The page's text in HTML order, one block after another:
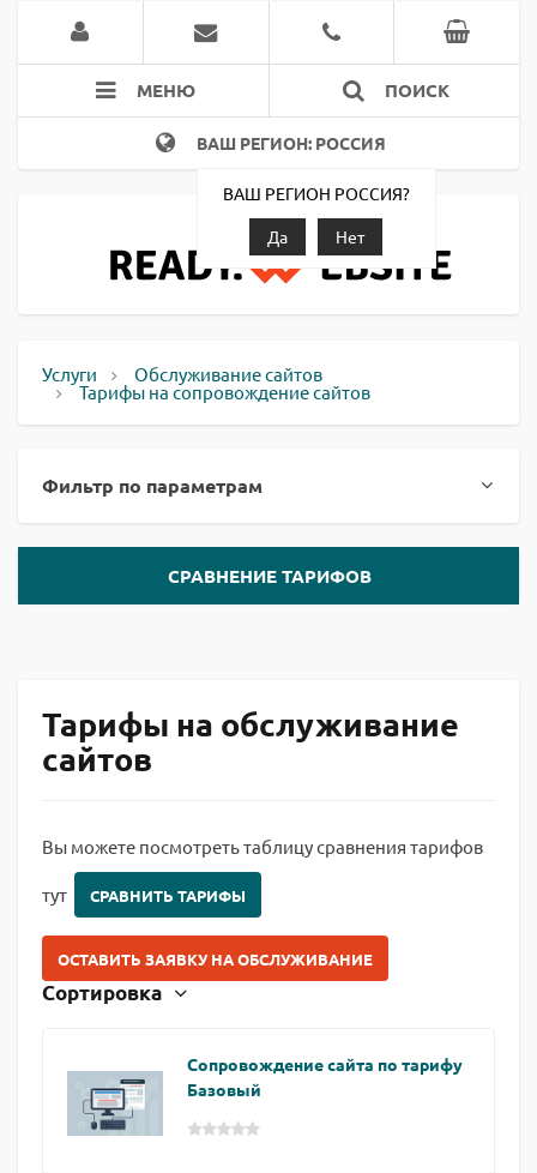
МЕНЮ ПОИСК
ВАШ РЕГИОН: РОССИЯ
ВАШ РЕГИОН РОССИЯ?
Да
Нет
Услуги Обслуживание сайтов
Тарифы на сопровождение сайтов
Фильтр по параметрам
СРАВНЕНИЕ ТАРИФОВ
Тарифы на обслуживание
сайтов
Вы можете посмотреть таблицу сравнения тарифов
тут СРАВНИТЬ ТАРИФЫ
ОСТАВИТЬ ЗАЯВКУ НА ОБСЛУЖИВАНИЕ
Сортировка
Сопровождение сайта по тарифу
Базовый